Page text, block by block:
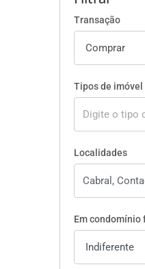
Transação
Tipos de imóvel
Localidades
Em condomínio